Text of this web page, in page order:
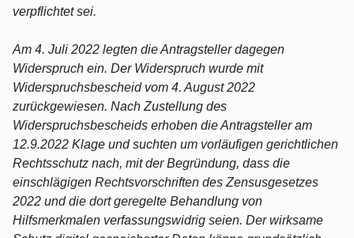
verpflichtet sei.
Am 4. Juli 2022 legten die Antragsteller dagegen
Widerspruch ein. Der Widerspruch wurde mit
Widerspruchsbescheid vom 4. August 2022
zurückgewiesen. Nach Zustellung des
Widerspruchsbescheids erhoben die Antragsteller am
12.9.2022 Klage und suchten um vorläufigen gerichtlichen
Rechtsschutz nach, mit der Begründung, dass die
einschlägigen Rechtsvorschriften des Zensusgesetzes
2022 und die dort geregelte Behandlung von
Hilfsmerkmalen verfassungswidrig seien. Der wirksame